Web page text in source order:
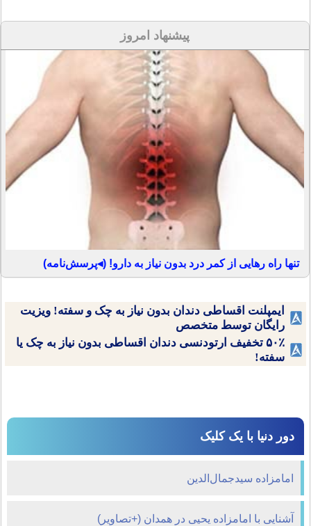
پیشنهاد امروز
تنها راه رهایی از کمر درد بدون نیاز به دارو! (◂پرسش‌نامه)
ایمپلنت اقساطی دندان بدون نیاز به چک و سفته! ویزیت
رایگان توسط متخصص
۵۰٪ تخفیف ارتودنسی دندان اقساطی بدون نیاز به چک یا
سفته!
دور دنیا با یک کلیک
امامزاده سیدجمال‌الدین
آشنایی با امامزاده یحیی در همدان (+تصاویر)